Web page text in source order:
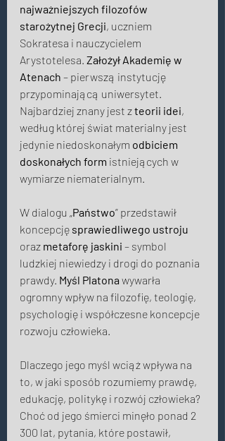
najważniejszych filozofów
starożytnej Grecji, uczniem
Sokratesa i nauczycielem
Arystotelesa. Założył Akademię w
Atenach – pierwszą instytucję
przypominającą uniwersytet.
Najbardziej znany jest z teorii idei,
według której świat materialny jest
jedynie niedoskonałym odbiciem
doskonałych form istniejących w
wymiarze niematerialnym.
W dialogu „ Państwo” przedstawił
koncepcję sprawiedliwego ustroju
oraz metaforę jaskini – symbol
ludzkiej niewiedzy i drogi do poznania
prawdy. Myśl Platona wywarła
ogromny wpływ na filozofię, teologię,
psychologię i współczesne koncepcje
rozwoju człowieka.
Dlaczego jego myśl wciąż wpływa na
to, w jaki sposób rozumiemy prawdę,
edukację, politykę i rozwój człowieka?
Choć od jego śmierci minęło ponad 2
300 lat, pytania, które postawił,